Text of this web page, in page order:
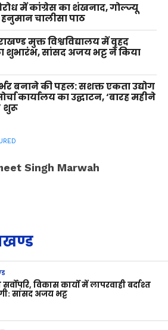
में कांग्रेस का शंखनाद, गोल्ज्यू
चालीसा पाठ
मुक्त विश्वविद्यालय में वृहद
शुभारंभ, सांसद अजय भट्ट ने किया
बनाने की पहल: सशक्त एकता उद्योग
कार्यालय का उद्घाटन, ‘बारह महीने
शुरू
Singh Marwah
विकास कार्यों में लापरवाही बर्दाश्त
सांसद अजय भट्ट